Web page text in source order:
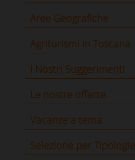
Aree Geografiche
Agriturismi in Toscana
I Nostri Suggerimenti
Le nostre offerte
Vacanze a tema
Selezione per Tipologie